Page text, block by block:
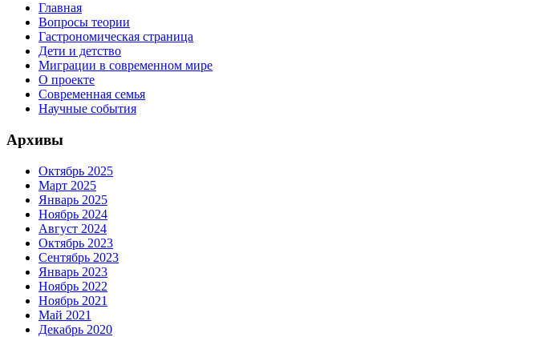
Главная
Вопросы теории
Гастрономическая страница
Дети и детство
Миграции в современном мире
О проекте
Современная семья
Научные события
Архивы
Октябрь 2025
Март 2025
Январь 2025
Ноябрь 2024
Август 2024
Октябрь 2023
Сентябрь 2023
Январь 2023
Ноябрь 2022
Ноябрь 2021
Май 2021
Декабрь 2020